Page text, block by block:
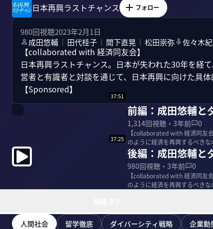
日本再興ラストチャンス フォロー
980回視聴2023年2月1日
成田悠輔 ｜ 田代桂子 ｜ 間下直晃 ｜ 松田崇弥 佐々木
【collaborated with 経済同友会】
日本再興ラストチャンス。日本が失われた30年を経
営者と有識者と対談を通じて、日本再興に向けた具
【Sponsored】
37:51
前編：成田悠輔と
1,314回視聴・ 3年前 0
【collaborated with 経済同友
のように経済を再興するべき
37:25
後編：成田悠輔と
980回視聴・ 3年前 0
【collaborated with 経済同友
のように経済を再興するべき
人間社会 留学徹底 ダイバーシティ戦略 企業動